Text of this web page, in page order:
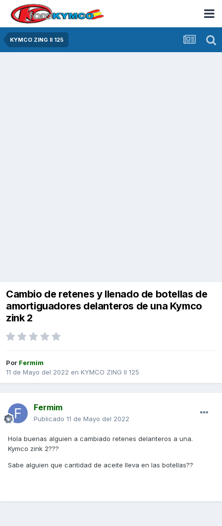
KYMCO ZING II 125
Cambio de retenes y llenado de botellas de
amortiguadores delanteros de una Kymco
zink 2
Por Fermim
11 de Mayo del 2022 en KYMCO ZING II 125
Fermim
Publicado 11 de Mayo del 2022
Hola buenas alguien a cambiado retenes delanteros a una.
Kymco zink 2???
Sabe alguien que cantidad de aceite lleva en las botellas??